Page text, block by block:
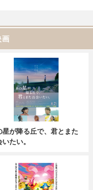
画
星が降る丘で、君とまた
いたい。